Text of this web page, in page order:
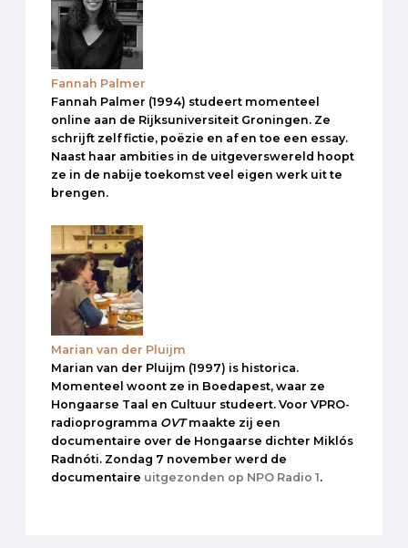
Fannah Palmer
Fannah Palmer (1994) studeert momenteel
online aan de Rijksuniversiteit Groningen. Ze
schrijft zelf fictie, poëzie en af en toe een essay.
Naast haar ambities in de uitgeverswereld hoopt
ze in de nabije toekomst veel eigen werk uit te
brengen.
Marian van der Pluijm
Marian van der Pluijm (1997) is historica.
Momenteel woont ze in Boedapest, waar ze
Hongaarse Taal en Cultuur studeert. Voor VPRO-
radioprogramma OVTmaakte zij een
documentaire over de Hongaarse dichter Miklós
Radnóti. Zondag 7 november werd de
documentaire uitgezonden op NPO Radio 1.